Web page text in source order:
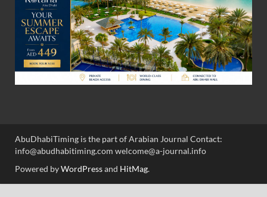
AbuDhabiTiming is the part of Arabian Journal Contact:
info@abudhabitiming.com welcome@a-journal.info
Powered byWordPressand HitMag.